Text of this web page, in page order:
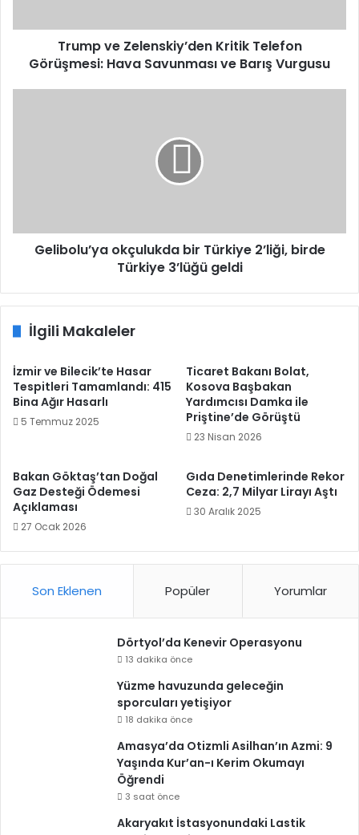
ve
Vurgusu
Trump ve Zelenskiy’den Kritik Telefon
Görüşmesi: Hava Savunması ve Barış Vurgusu
geldi
Gelibolu’ya okçulukda bir Türkiye 2’liği, birde
Türkiye 3’lüğü geldi
İlgili Makaleler
İzmir ve Bilecik’te Hasar
Tespitleri Tamamlandı: 415
Bina Ağır Hasarlı
5 Temmuz 2025
Ticaret Bakanı Bolat,
Kosova Başbakan
Yardımcısı Damka ile
Priştine’de Görüştü
23 Nisan 2026
Bakan Göktaş’tan Doğal
Gaz Desteği Ödemesi
Açıklaması
27 Ocak 2026
Gıda Denetimlerinde Rekor
Ceza: 2,7 Milyar Lirayı Aştı
30 Aralık 2025
Son Eklenen Popüler Yorumlar
Dörtyol’da Kenevir Operasyonu
13 dakika önce
Yüzme havuzunda geleceğin
sporcuları yetişiyor
18 dakika önce
Amasya’da Otizmli Asilhan’ın Azmi: 9
Yaşında Kur’an-ı Kerim Okumayı
Öğrendi
3 saat önce
Akaryakıt İstasyonundaki Lastik